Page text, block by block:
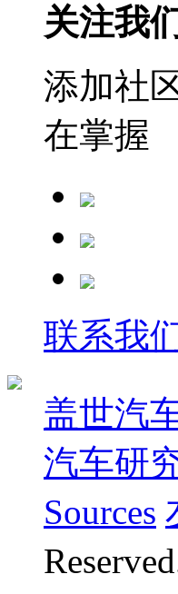
关注我
添加社
在掌握
联系我
盖世汽
汽车研
Sources